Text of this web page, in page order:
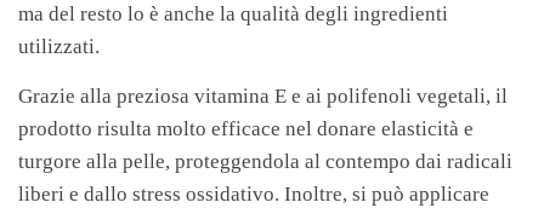
ma del resto lo è anche la qualità degli ingredienti
utilizzati.
Grazie alla preziosa vitamina E e ai polifenoli vegetali, il
prodotto risulta molto efficace nel donare elasticità e
turgore alla pelle, proteggendola al contempo dai radicali
liberi e dallo stress ossidativo. Inoltre, si può applicare